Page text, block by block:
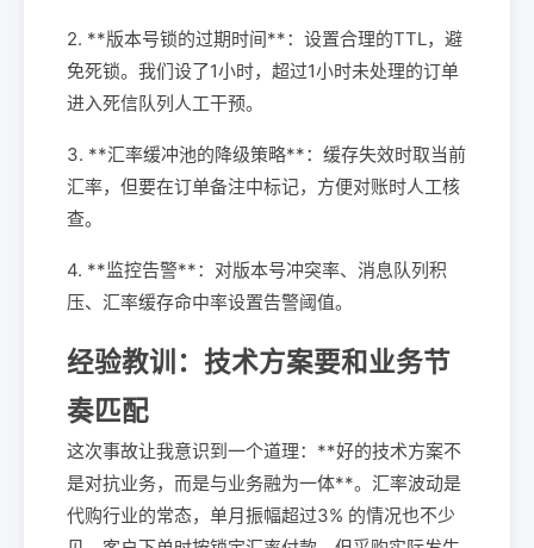
2. **版本号锁的过期时间**：设置合理的TTL，避
免死锁。我们设了1小时，超过1小时未处理的订单
进入死信队列人工干预。
3. **汇率缓冲池的降级策略**：缓存失效时取当前
汇率，但要在订单备注中标记，方便对账时人工核
查。
4. **监控告警**：对版本号冲突率、消息队列积
压、汇率缓存命中率设置告警阈值。
经验教训：技术方案要和业务节
奏匹配
这次事故让我意识到一个道理：**好的技术方案不
是对抗业务，而是与业务融为一体**。汇率波动是
代购行业的常态，单月振幅超过3% 的情况也不少